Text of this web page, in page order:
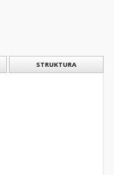
STRUKTURA